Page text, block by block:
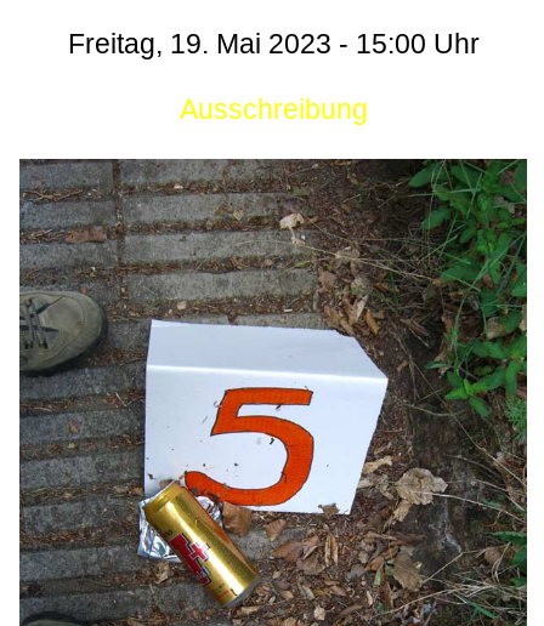
Freitag, 19. Mai 2023 - 15:00 Uhr
Ausschreibung